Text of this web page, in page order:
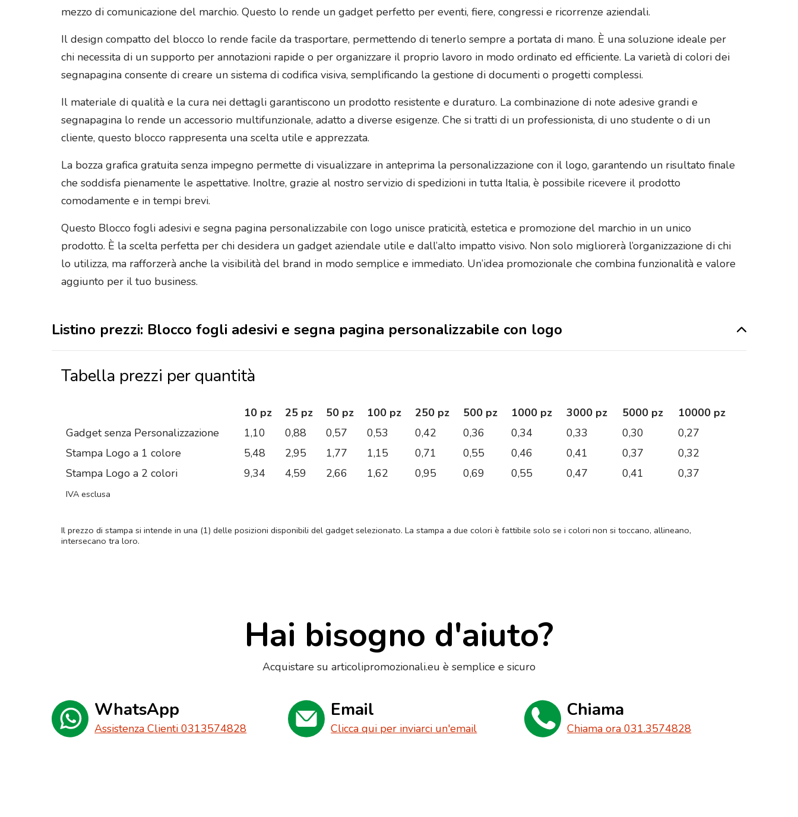
mezzo di comunicazione del marchio. Questo lo rende un gadget perfetto per eventi, fiere, congressi e ricorrenze aziendali.
Il design compatto del blocco lo rende facile da trasportare, permettendo di tenerlo sempre a portata di mano. È una soluzione ideale per
chi necessita di un supporto per annotazioni rapide o per organizzare il proprio lavoro in modo ordinato ed efficiente. La varietà di colori dei
segnapagina consente di creare un sistema di codifica visiva, semplificando la gestione di documenti o progetti complessi.
Il materiale di qualità e la cura nei dettagli garantiscono un prodotto resistente e duraturo. La combinazione di note adesive grandi e
segnapagina lo rende un accessorio multifunzionale, adatto a diverse esigenze. Che si tratti di un professionista, di uno studente o di un
cliente, questo blocco rappresenta una scelta utile e apprezzata.
La bozza grafica gratuita senza impegno permette di visualizzare in anteprima la personalizzazione con il logo, garantendo un risultato finale
che soddisfa pienamente le aspettative. Inoltre, grazie al nostro servizio di spedizioni in tutta Italia, è possibile ricevere il prodotto
comodamente e in tempi brevi.
Questo Blocco fogli adesivi e segna pagina personalizzabile con logo unisce praticità, estetica e promozione del marchio in un unico
prodotto. È la scelta perfetta per chi desidera un gadget aziendale utile e dall’alto impatto visivo. Non solo migliorerà l’organizzazione di chi
lo utilizza, ma rafforzerà anche la visibilità del brand in modo semplice e immediato. Un’idea promozionale che combina funzionalità e valore
aggiunto per il tuo business.
Listino prezzi: Blocco fogli adesivi e segna pagina personalizzabile con logo
Tabella prezzi per quantità
10 pz 25 pz 50 pz 100 pz 250 pz 500 pz 1000 pz 3000 pz 5000 pz
10000 pz
Gadget senza Personalizzazione
1,10 0,88 0,57 0,53 0,42 0,36 0,34 0,33 0,30
0,27
Stampa Logo a 1 colore
5,48 2,95 1,77 1,15 0,71 0,55 0,46 0,41 0,37
0,32
Stampa Logo a 2 colori
9,34 4,59 2,66 1,62 0,95 0,69 0,55 0,47 0,41 0,37
IVA esclusa
Il prezzo di stampa si intende in una (1) delle posizioni disponibili del gadget selezionato. La stampa a due colori è fattibile solo se i colori non si toccano, allineano,
intersecano tra loro.
Hai bisogno d'aiuto?
Acquistare su articolipromozionali.eu è semplice e sicuro
WhatsApp
Assistenza Clienti 0313574828
Email
Clicca qui per inviarci un'email
Chiama
Chiama ora 031.3574828